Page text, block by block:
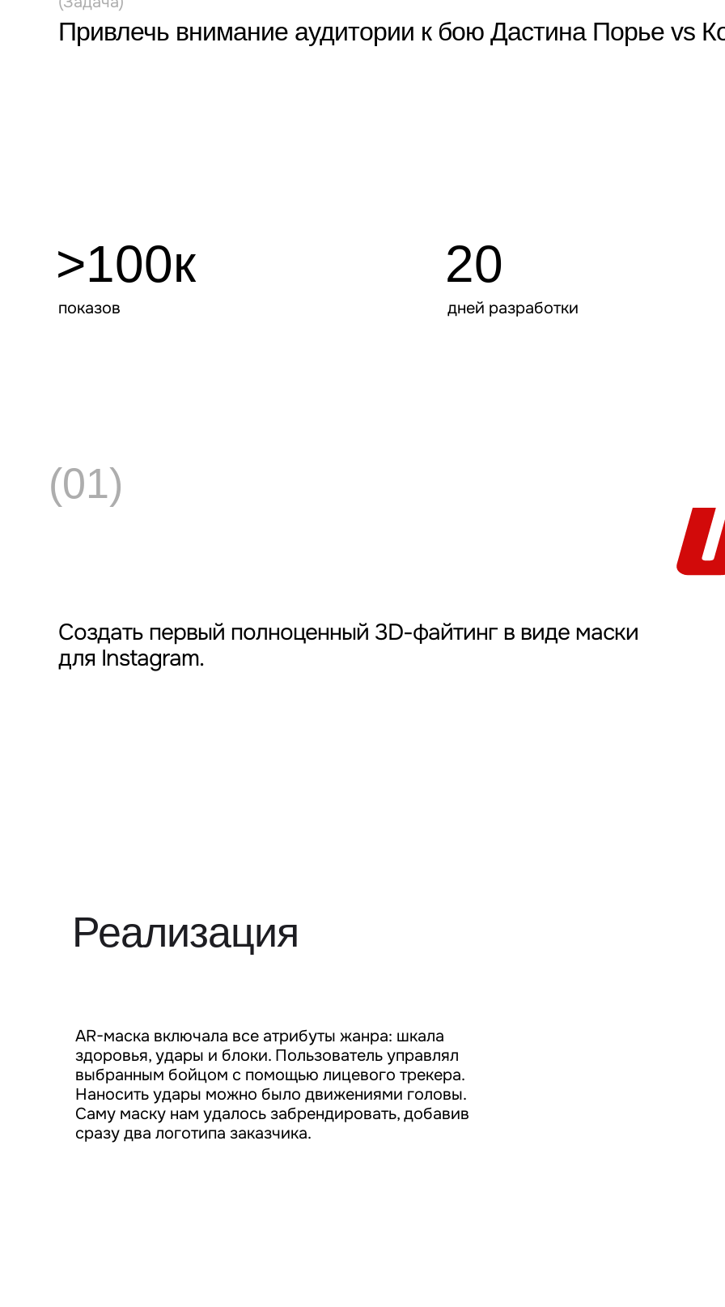
Привлечь внимание аудитории к бою Дастина Порье vs
>100к
показов
20
дней разработки
(01)
Создать первый полноценный 3D-файтинг в виде маски
для Instagram.
Реализация
AR-маска включала все атрибуты жанра: шкала
здоровья, удары и блоки. Пользователь управлял
выбранным бойцом с помощью лицевого трекера.
Наносить удары можно было движениями головы.
Саму маску нам удалось забрендировать, добавив
сразу два логотипа заказчика.